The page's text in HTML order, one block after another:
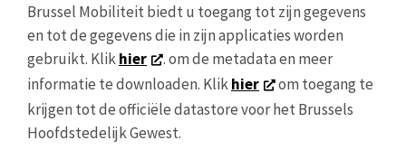
Brussel Mobiliteit biedt u toegang tot zijn gegevens
en tot de gegevens die in zijn applicaties worden
gebruikt. Klikhier
. om de metadata en meer
informatie te downloaden. Klikhier
om toegang te
krijgen tot de officiële datastore voor het Brussels
Hoofdstedelijk Gewest.